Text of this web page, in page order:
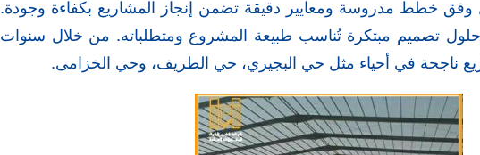
وفق خطط مدروسة ومعايير دقيقة تضمن إنجاز المشاريع بكفاءة وجودة.
تصميم مبتكرة تُناسب طبيعة المشروع ومتطلباته. من خلال سنوات
ناجحة في أحياء مثل حي البجيري، حي الطريف، وحي الخزامى.